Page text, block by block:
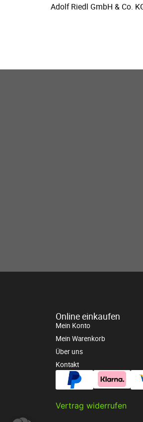
Adolf Riedl GmbH & Co.
Online einkaufen
Mein Konto
Mein Warenkorb
Über uns
Kontakt
Vertrag widerrufen